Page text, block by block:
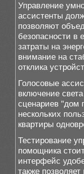
Управление
ассистенты
позволяют
безопасности
затраты на
внимание на
отклика
Голосовые
включение
сценариев "дом
нескольких
квартиры
Тестирование
помощника
интерфейс
также